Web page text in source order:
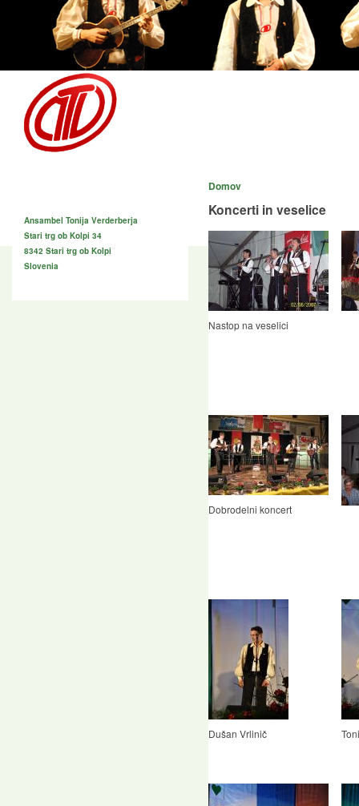
Skip to main content
Domov
Koncerti in veselice
Nastop na veselici
Dobrodelni koncert
Dušan Vrlinič
Ansambel Tonija Verderberja
Stari trg ob Kolpi 34
8342 Stari trg ob Kolpi
Slovenia
© 2013 Ansambel